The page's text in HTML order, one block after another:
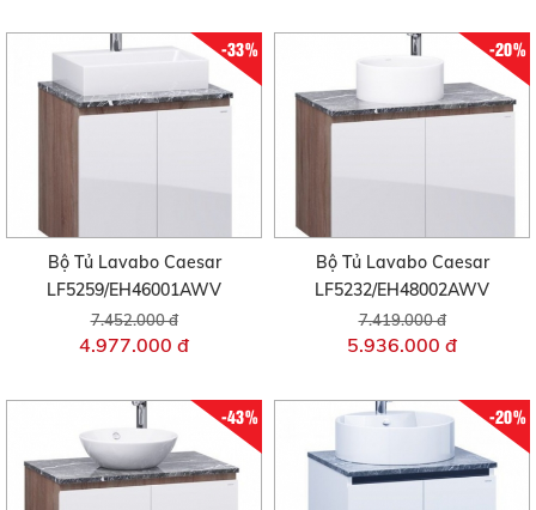
-33%
Bộ Tủ Lavabo Caesar
LF5259/EH46001AWV
7.452.000 đ
4.977.000 đ
-20%
Bộ Tủ Lavabo Caesar
LF5232/EH48002AWV
7.419.000 đ
5.936.000 đ
-43% -20%